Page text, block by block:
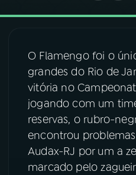
04PROGRAMAS
05PODCASTS
06VIDEOCASTS
O Flamengo foi o
grandes do Rio de
vitória no
jogando com um
reservas, o rubro-
encontrou
Audax-RJ por um a
marcado pelo